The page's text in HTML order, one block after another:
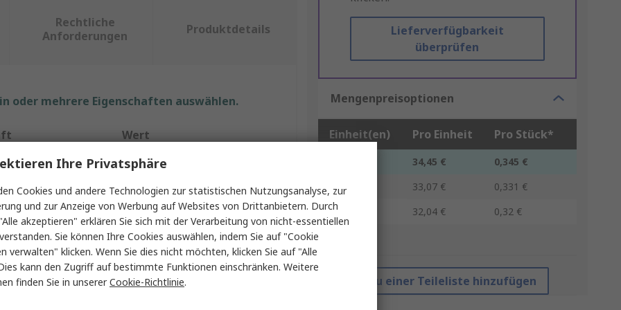
Lieferverfügbarkeit
überprüfen
Mengenpreisoptionen
Einheit(en) Pro Einheit Pro Stück*
34,45 €
0,345 €
10 - 19
33,07 €
0,331 €
20 +
32,04 € 0,32 €
*Richtpreis
Zu einer Teileliste hinzufügen
Rechtliche
Anforderungen
Produktdetails
oder mehrere Eigenschaften auswählen.
Wert
RS PRO
ESD Beutel
Antistatisch
Rosa
406mm
Ihre Privatsphäre
Cookies und andere Technologien zur statistischen Nutzungsanalyse, zur
und zur Anzeige von Werbung auf Websites von Drittanbietern. Durch
akzeptieren" erklären Sie sich mit der Verarbeitung von nicht-essentiellen
Sie können Ihre Cookies auswählen, indem Sie auf "Cookie
verwalten" klicken. Wenn Sie dies nicht möchten, klicken Sie auf "Alle
kann den Zugriff auf bestimmte Funktionen einschränken. Weitere
finden Sie in unsererCookie-Richtlinie.